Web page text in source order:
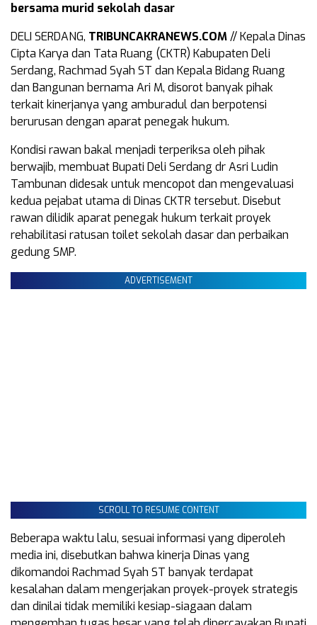
bersama murid sekolah dasar
DELI SERDANG, TRIBUNCAKRANEWS.COM// Kepala Dinas
Cipta Karya dan Tata Ruang (CKTR) Kabupaten Deli
Serdang, Rachmad Syah ST dan Kepala Bidang Ruang
dan Bangunan bernama Ari M, disorot banyak pihak
terkait kinerjanya yang amburadul dan berpotensi
berurusan dengan aparat penegak hukum.
Kondisi rawan bakal menjadi terperiksa oleh pihak
berwajib, membuat Bupati Deli Serdang dr Asri Ludin
Tambunan didesak untuk mencopot dan mengevaluasi
kedua pejabat utama di Dinas CKTR tersebut. Disebut
rawan dilidik aparat penegak hukum terkait proyek
rehabilitasi ratusan toilet sekolah dasar dan perbaikan
gedung SMP.
ADVERTISEMENT
SCROLL TO RESUME CONTENT
Beberapa waktu lalu, sesuai informasi yang diperoleh
media ini, disebutkan bahwa kinerja Dinas yang
dikomandoi Rachmad Syah ST banyak terdapat
kesalahan dalam mengerjakan proyek-proyek strategis
dan dinilai tidak memiliki kesiap-siagaan dalam